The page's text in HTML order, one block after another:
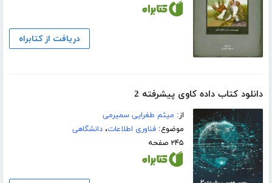
دریافت از کتابراه
دانلود کتاب داده کاوی پیشرفته 2
از: میثم طغرایی سمیرمی
موضوع:فناوری اطلاعات،دانشگاهی
۲۴۵ صفحه